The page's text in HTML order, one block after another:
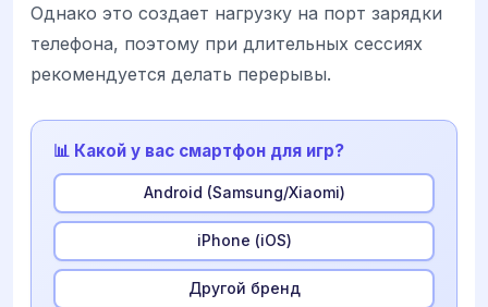
Однако это создает нагрузку на порт зарядки
телефона, поэтому при длительных сессиях
рекомендуется делать перерывы.
📊 Какой у вас смартфон для игр?
Android (Samsung/Xiaomi)
iPhone (iOS)
Другой бренд